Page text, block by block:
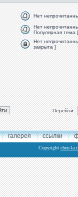
Нет
Нет
Популярная тема ]
Нет
закрыта ]
Перейти:
галерея ссылки
Copyright chen-